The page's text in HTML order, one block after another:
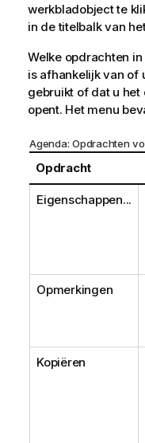
werkbladobject te
in de titelbalk van
Welke opdrachten
is afhankelijk van of
gebruikt of dat u
opent. Het menu
Agenda: Opdrachten
Opdracht
Eigenschappen...
Opmerkingen
Kopiëren